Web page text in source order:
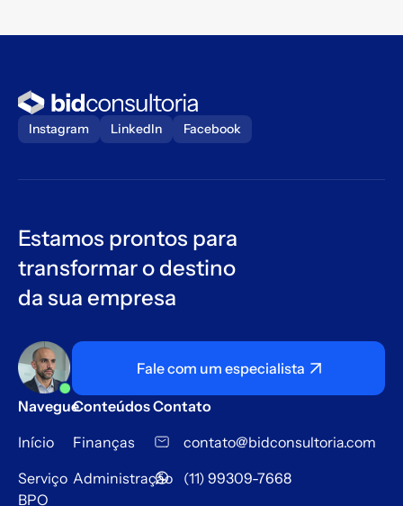
Instagram LinkedIn Facebook
Estamos prontos para
transformar o destino
da sua empresa
Fale com um especialista
Navegue
Início
Serviço
BPO
Conteúdos
Finanças
Administração
Contato
contato@bidconsultoria.com
(11) 99309-7668